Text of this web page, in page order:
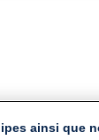
ainsi que